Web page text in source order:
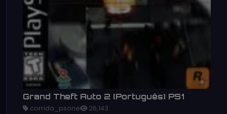
Grand Theft Auto 2 (Português) PS1
corrida_psone 26,143